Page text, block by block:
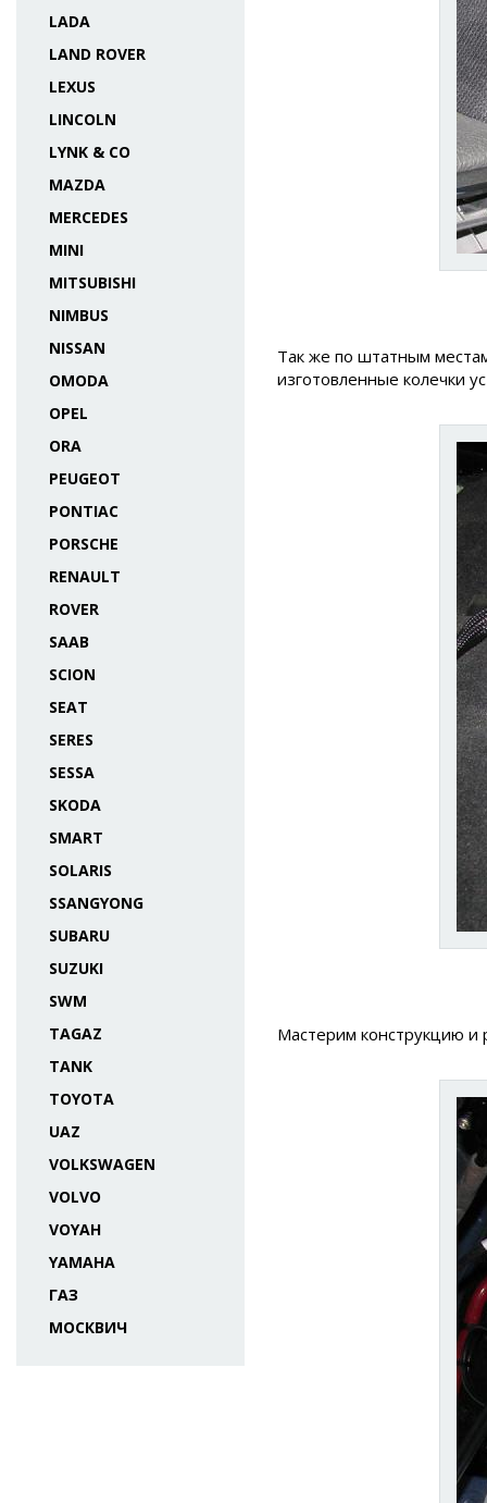
LADA
LAND ROVER
LEXUS
LINCOLN
LYNK & CO
MAZDA
MERCEDES
MINI
MITSUBISHI
NIMBUS
NISSAN
OMODA
OPEL
ORA
PEUGEOT
PONTIAC
PORSCHE
RENAULT
ROVER
SAAB
SCION
SEAT
SERES
SESSA
SKODA
SMART
SOLARIS
SSANGYONG
SUBARU
SUZUKI
SWM
TAGAZ
TANK
TOYOTA
UAZ
VOLKSWAGEN
VOLVO
VOYAH
YAMAHA
ГАЗ
МОСКВИЧ
Так же по штатным
изготовленные колечки
Мастерим конструкцию